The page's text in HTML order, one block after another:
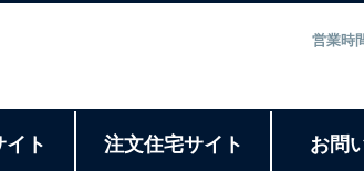
営業時
イト 注文住宅サイト お問